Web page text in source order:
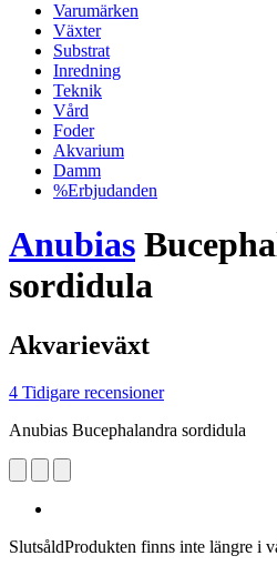
Varumärken
Växter
Substrat
Inredning
Teknik
Vård
Foder
Akvarium
Damm
%Erbjudanden
Anubias
sordidula
Akvarieväxt
4 Tidigare recensioner
Anubias Bucephalandra sordidula
SlutsåldProdukten finns inte längre i